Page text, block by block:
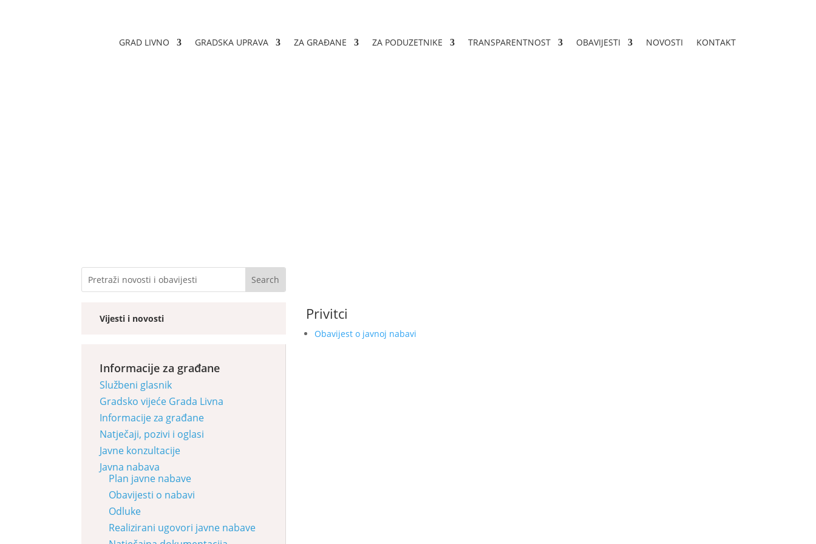
GRAD LIVNO GRADSKA UPRAVA ZA GRAĐANE ZA PODUZETNIKE TRANSPARENTNOST OBAVIJESTI NOVOSTI KONTAKT
Vijesti i novosti
Informacije za građane
Službeni glasnik
Gradsko vijeće Grada Livna
Informacije za građane
Natječaji, pozivi i oglasi
Javne konzultacije
Javna nabava
Plan javne nabave
Obavijesti o nabavi
Odluke
Realizirani ugovori javne nabave
Privitci
Obavijest o javnoj nabavi